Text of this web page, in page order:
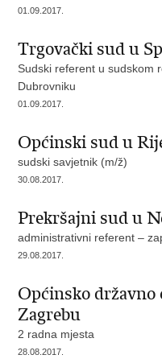
01.09.2017.
Trgovački sud u
Sudski referent u sudskom
Dubrovniku
01.09.2017.
Općinski sud u
sudski savjetnik (m/ž)
30.08.2017.
Prekršajni sud u
administrativni referent –
29.08.2017.
Općinsko
Zagrebu
2 radna mjesta
28.08.2017.